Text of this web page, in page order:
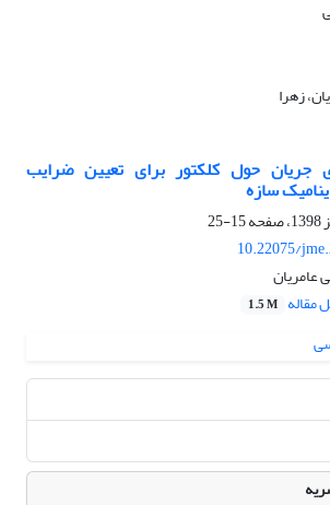
زهرا
حول کلکتور برای تعیین ضرایب
سازه
15-25
10.22075/
عامریان
مقاله 1.5 M